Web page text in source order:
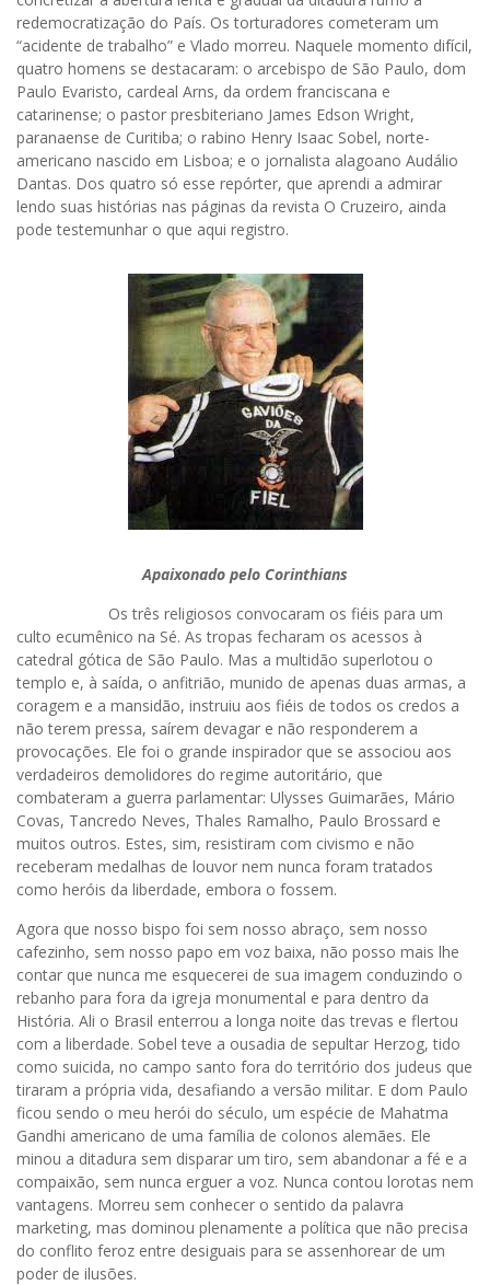
redemocratização do País. Os torturadores cometeram um
“acidente de trabalho” e Vlado morreu. Naquele momento difícil,
quatro homens se destacaram: o arcebispo de São Paulo, dom
Paulo Evaristo, cardeal Arns, da ordem franciscana e
catarinense; o pastor presbiteriano James Edson Wright,
paranaense de Curitiba; o rabino Henry Isaac Sobel, norte-
americano nascido em Lisboa; e o jornalista alagoano Audálio
Dantas. Dos quatro só esse repórter, que aprendi a admirar
lendo suas histórias nas páginas da revista O Cruzeiro, ainda
pode testemunhar o que aqui registro.
Apaixonado pelo Corinthians
Os três religiosos convocaram os fiéis para um
culto ecumênico na Sé. As tropas fecharam os acessos à
catedral gótica de São Paulo. Mas a multidão superlotou o
templo e, à saída, o anfitrião, munido de apenas duas armas, a
coragem e a mansidão, instruiu aos fiéis de todos os credos a
não terem pressa, saírem devagar e não responderem a
provocações. Ele foi o grande inspirador que se associou aos
verdadeiros demolidores do regime autoritário, que
combateram a guerra parlamentar: Ulysses Guimarães, Mário
Covas, Tancredo Neves, Thales Ramalho, Paulo Brossard e
muitos outros. Estes, sim, resistiram com civismo e não
receberam medalhas de louvor nem nunca foram tratados
como heróis da liberdade, embora o fossem.
Agora que nosso bispo foi sem nosso abraço, sem nosso
cafezinho, sem nosso papo em voz baixa, não posso mais lhe
contar que nunca me esquecerei de sua imagem conduzindo o
rebanho para fora da igreja monumental e para dentro da
História. Ali o Brasil enterrou a longa noite das trevas e flertou
com a liberdade. Sobel teve a ousadia de sepultar Herzog, tido
como suicida, no campo santo fora do território dos judeus que
tiraram a própria vida, desafiando a versão militar. E dom Paulo
ficou sendo o meu herói do século, um espécie de Mahatma
Gandhi americano de uma família de colonos alemães. Ele
minou a ditadura sem disparar um tiro, sem abandonar a fé e a
compaixão, sem nunca erguer a voz. Nunca contou lorotas nem
vantagens. Morreu sem conhecer o sentido da palavra
marketing, mas dominou plenamente a política que não precisa
do conflito feroz entre desiguais para se assenhorear de um
poder de ilusões.